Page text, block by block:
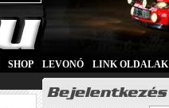
SHOP LEVONÓ LINK OLDALAK